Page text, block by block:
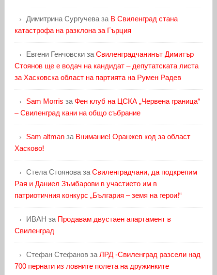
Димитрина Сургучеваза В Свиленград стана
катастрофа на разклона за Гърция
Евгени Генчовскиза Свиленградчанинът Димитър
Стоянов ще е водач на кандидат – депутатската листа
за Хасковска област на партията на Румен Радев
Sam Morris за Фен клуб на ЦСКА „Червена граница“
– Свиленград кани на общо събрание
Sam altmanза Внимание! Оранжев код за област
Хасково!
Стела Стояноваза Свиленградчани, да подкрепим
Рая и Даниел Зъмбарови в участието им в
патриотичния конкурс „България – земя на герои!“
ИВАН за Продавам двустаен апартамент в
Свиленград
Стефан Стефановза ЛРД -Свиленград разсели над
700 пернати из ловните полета на дружинките